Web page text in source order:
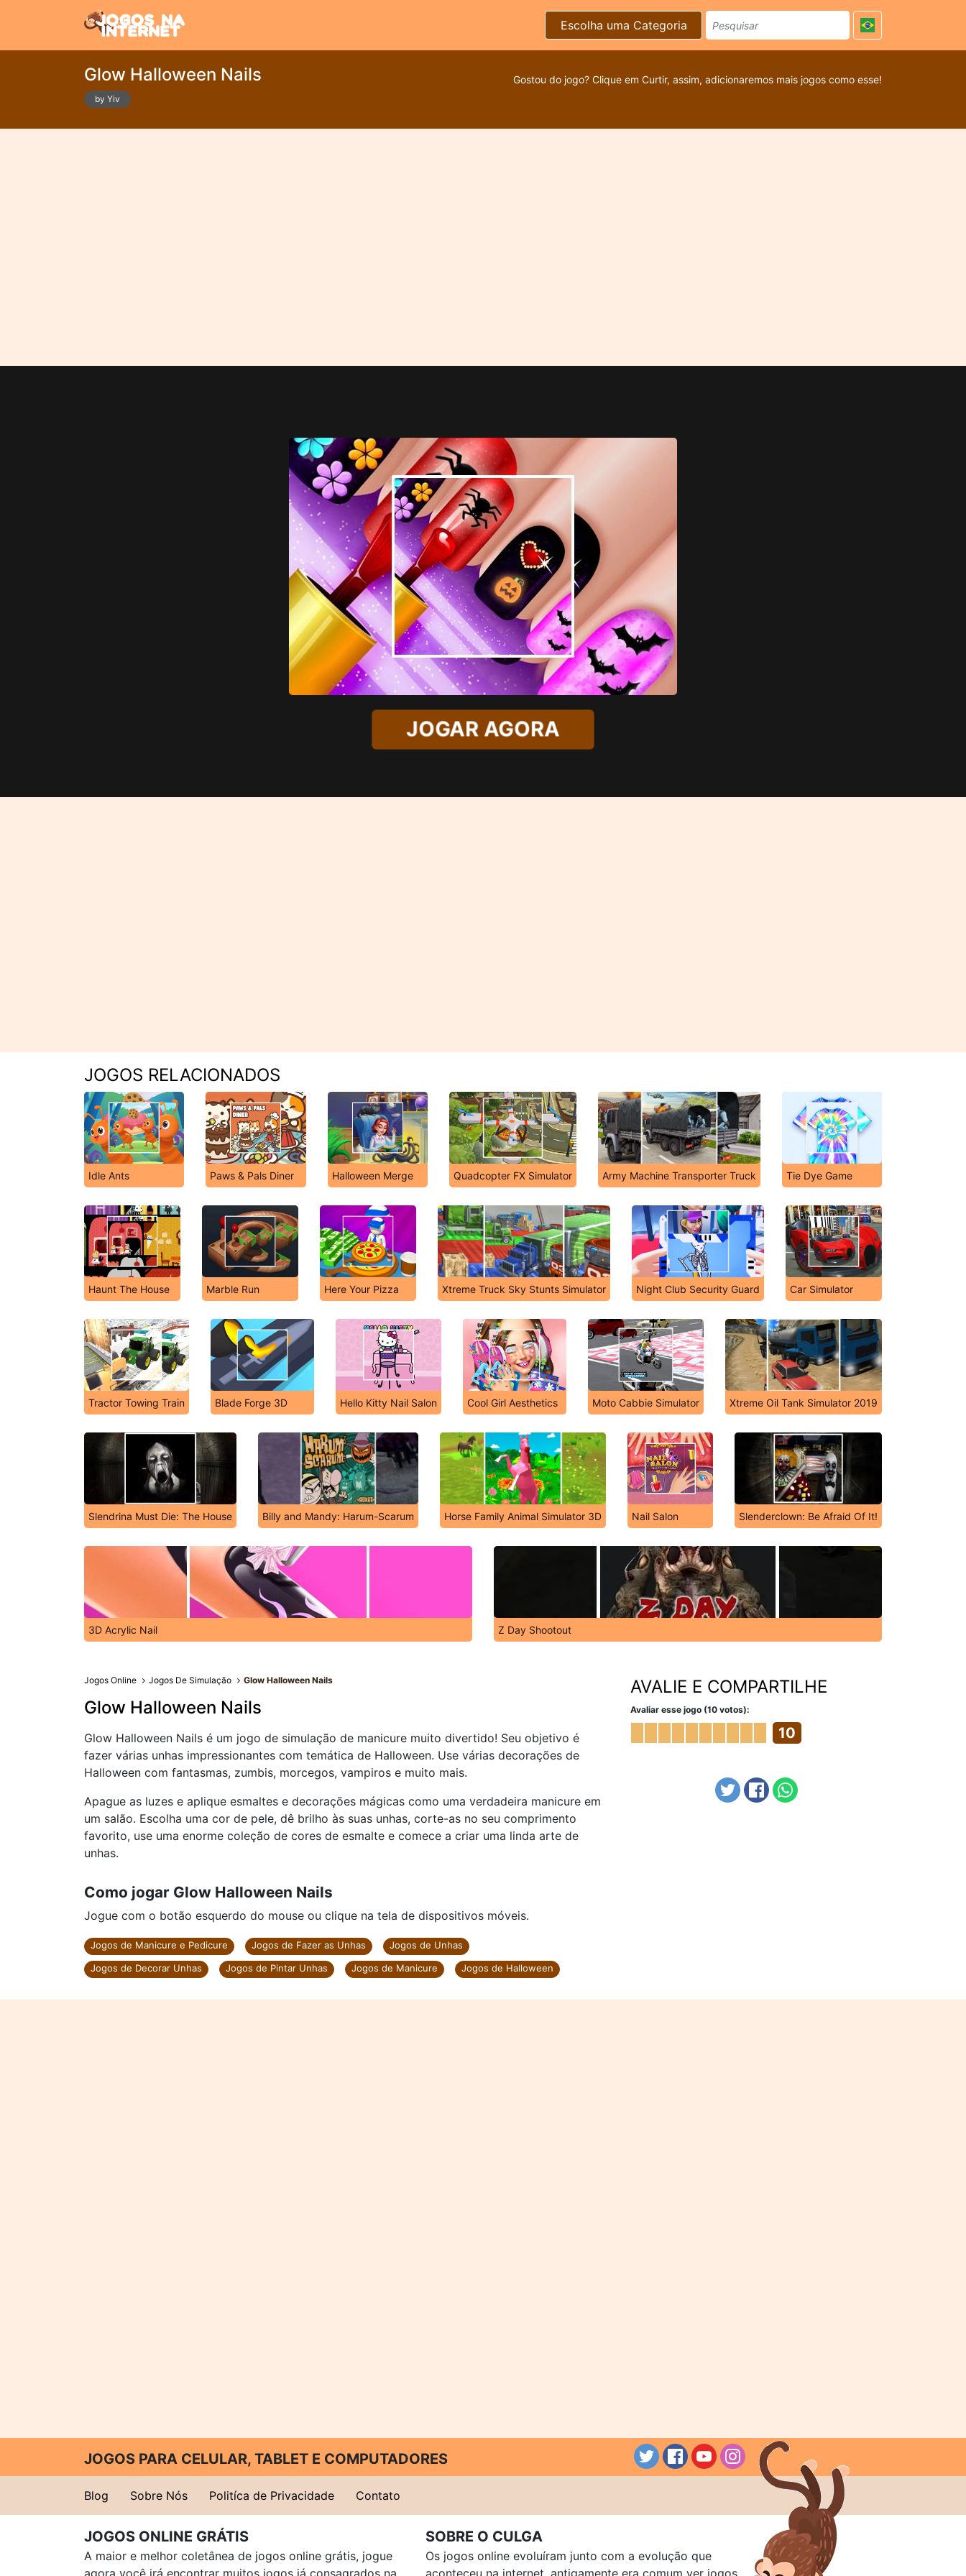
Escolha uma Categoria
Glow Halloween Nails
by Yiv
Gostou do jogo? Clique em Curtir, assim, adicionaremos mais jogos como esse!
JOGAR AGORA
JOGOS RELACIONADOS
Idle Ants Paws & Pals Diner Halloween Merge Quadcopter FX Simulator Army Machine Transporter Truck Tie Dye Game
Haunt The House Marble Run Here Your Pizza Xtreme Truck Sky Stunts Simulator Night Club Security Guard Car Simulator
Tractor Towing Train Blade Forge 3D Hello Kitty Nail Salon Cool Girl Aesthetics Moto Cabbie Simulator Xtreme Oil Tank Simulator 2019
Slendrina Must Die: The House Billy and Mandy: Harum-Scarum Horse Family Animal Simulator 3D Nail Salon Slenderclown: Be Afraid Of It!
3D Acrylic Nail Z Day Shootout
Jogos Online Jogos De Simulação Glow Halloween Nails
Glow Halloween Nails
Glow Halloween Nails é um jogo de simulação de manicure muito divertido! Seu objetivo é
fazer várias unhas impressionantes com temática de Halloween. Use várias decorações de
Halloween com fantasmas, zumbis, morcegos, vampiros e muito mais.
Apague as luzes e aplique esmaltes e decorações mágicas como uma verdadeira manicure em
um salão. Escolha uma cor de pele, dê brilho às suas unhas, corte-as no seu comprimento
favorito, use uma enorme coleção de cores de esmalte e comece a criar uma linda arte de
unhas.
Como jogar Glow Halloween Nails
Jogue com o botão esquerdo do mouse ou clique na tela de dispositivos móveis.
Jogos de Manicure e Pedicure Jogos de Fazer as Unhas
Jogos de Unhas
Jogos de Decorar Unhas
Jogos de Pintar Unhas Jogos de Manicure Jogos de Halloween
AVALIE E COMPARTILHE
Avaliar esse jogo (10 votos):
10
JOGOS PARA CELULAR, TABLET E COMPUTADORES
Blog Sobre Nós Politíca de Privacidade Contato
JOGOS ONLINE GRÁTIS
A maior e melhor coletânea de jogos online grátis, jogue
agora você irá encontrar muitos jogos já consagrados na
SOBRE O CULGA
Os jogos online evoluíram junto com a evolução que
aconteceu na internet, antigamente era comum ver jogos